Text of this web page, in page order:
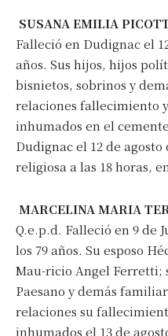
SUSANA EMILIA
Falleció en Dudignac el
años. Sus hijos, hijos
bisnietos, sobrinos y
relaciones fallecimiento
inhumados en el
Dudignac el 12 de
religiosa a las 18 horas,
MARCELINA MARIA
Q.e.p.d. Falleció en 9 de
los 79 años. Su esposo
Mau-ricio Angel Ferretti;
Paesano y demás
relaciones su
inhumados el 13 de